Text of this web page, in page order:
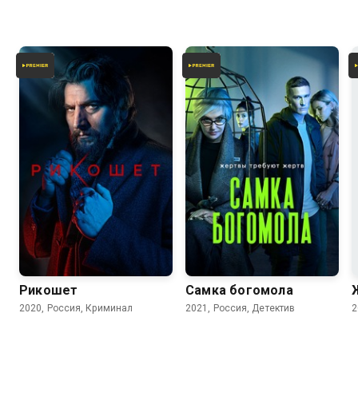
6.5 7.5
Рикошет
2020, Россия, Криминал
7.9 6.5
Самка богомола
2021, Россия, Детектив